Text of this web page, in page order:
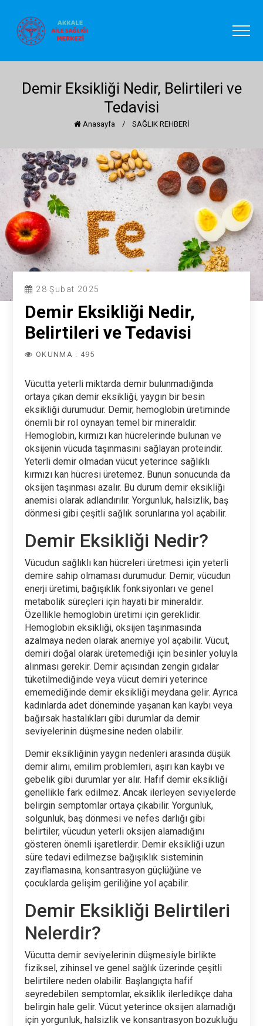
Demir Eksikliği Nedir, Belirtileri ve
Tedavisi
Anasayfa / SAĞLIK REHBERİ
28 Şubat 2025
Demir Eksikliği Nedir,
Belirtileri ve Tedavisi
OKUNMA : 495
Vücutta yeterli miktarda demir bulunmadığında
ortaya çıkan demir eksikliği, yaygın bir besin
eksikliği durumudur. Demir, hemoglobin üretiminde
önemli bir rol oynayan temel bir mineraldir.
Hemoglobin, kırmızı kan hücrelerinde bulunan ve
oksijenin vücuda taşınmasını sağlayan proteindir.
Yeterli demir olmadan vücut yeterince sağlıklı
kırmızı kan hücresi üretemez. Bunun sonucunda da
oksijen taşınması azalır. Bu durum demir eksikliği
anemisi olarak adlandırılır. Yorgunluk, halsizlik, baş
dönmesi gibi çeşitli sağlık sorunlarına yol açabilir.
Demir Eksikliği Nedir?
Vücudun sağlıklı kan hücreleri üretmesi için yeterli
demire sahip olmaması durumudur. Demir, vücudun
enerji üretimi, bağışıklık fonksiyonları ve genel
metabolik süreçleri için hayati bir mineraldir.
Özellikle hemoglobin üretimi için gereklidir.
Hemoglobin eksikliği, oksijen taşınmasında
azalmaya neden olarak anemiye yol açabilir. Vücut,
demiri doğal olarak üretemediği için besinler yoluyla
alınması gerekir. Demir açısından zengin gıdalar
tüketilmediğinde veya vücut demiri yeterince
ememediğinde demir eksikliği meydana gelir. Ayrıca
kadınlarda adet döneminde yaşanan kan kaybı veya
bağırsak hastalıkları gibi durumlar da demir
seviyelerinin düşmesine neden olabilir.
Demir eksikliğinin yaygın nedenleri arasında düşük
demir alımı, emilim problemleri, aşırı kan kaybı ve
gebelik gibi durumlar yer alır. Hafif demir eksikliği
genellikle fark edilmez. Ancak ilerleyen seviyelerde
belirgin semptomlar ortaya çıkabilir. Yorgunluk,
solgunluk, baş dönmesi ve nefes darlığı gibi
belirtiler, vücudun yeterli oksijen alamadığını
gösteren önemli işaretlerdir. Demir eksikliği uzun
süre tedavi edilmezse bağışıklık sisteminin
zayıflamasına, konsantrasyon güçlüğüne ve
çocuklarda gelişim geriliğine yol açabilir.
Demir Eksikliği Belirtileri
Nelerdir?
Vücutta demir seviyelerinin düşmesiyle birlikte
fiziksel, zihinsel ve genel sağlık üzerinde çeşitli
belirtilere neden olabilir. Başlangıçta hafif
seyredebilen semptomlar, eksiklik ilerledikçe daha
belirgin hale gelir. Vücut yeterince oksijen alamadığı
için yorgunluk, halsizlik ve konsantrasyon bozukluğu